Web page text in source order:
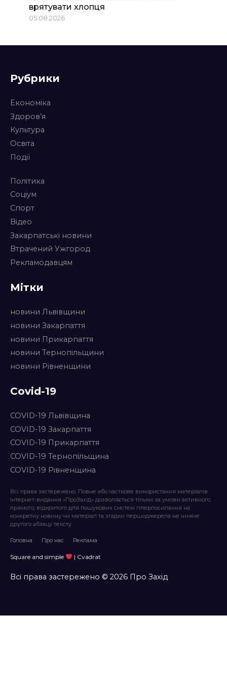
врятувати хлопця
05.08.2026
Рубрики
Економіка
Здоров’я
Культура
Освіта
Події
Політика
Соціум
Спорт
Відео
Закарпатські новини
Втрачений Ужгород
Рекламодавцям
Мітки
новини Львівщини
новини Закарпаття
новини Прикарпаття
новини Тернопільщини
новини Рівненщини
Covid-19
COVID-19 Львівщина
COVID-19 Закарпаття
COVID-19 Прикарпаття
COVID-19 Тернопільщина
COVID-19 Рівненщина
Всі права застережено. Повне або часткове використання матеріалів
інтернет-видання «ПроЗахід» дозволяється тільки за умови активного,
прямого, відкритого для пошукових систем гіперпосилання на
конкретну новину чи матеріал та згадки першоджерела не нижче
другого абзацу тексту.
Головна Про нас Реклама
Square and simple | Cvadrat
Всі права застережено © 2026 Про Захід